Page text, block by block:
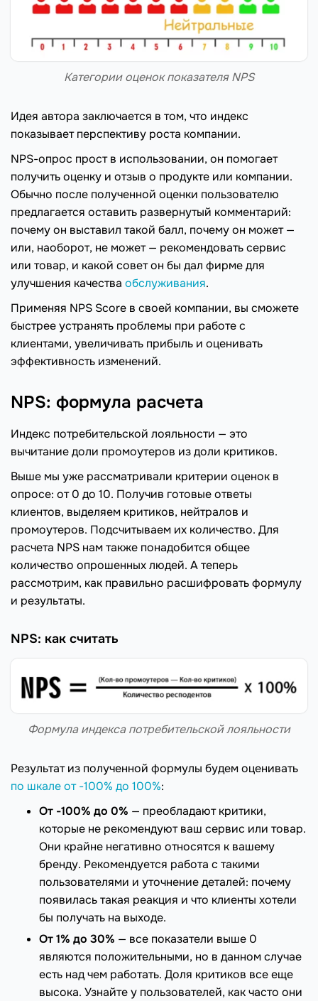
Категории оценок показателя NPS
Идея автора заключается в том, что индекс
показывает перспективу роста компании.
NPS-опрос прост в использовании, он помогает
получить оценку и отзыв о продукте или компании.
Обычно после полученной оценки пользователю
предлагается оставить развернутый комментарий:
почему он выставил такой балл, почему он может —
или, наоборот, не может — рекомендовать сервис
или товар, и какой совет он бы дал фирме для
улучшения качества обслуживания.
Применяя NPS Score в своей компании, вы сможете
быстрее устранять проблемы при работе с
клиентами, увеличивать прибыль и оценивать
эффективность изменений.
NPS: формула расчета
Индекс потребительской лояльности — это
вычитание доли промоутеров из доли критиков.
Выше мы уже рассматривали критерии оценок в
опросе: от 0 до 10. Получив готовые ответы
клиентов, выделяем критиков, нейтралов и
промоутеров. Подсчитываем их количество. Для
расчета NPS нам также понадобится общее
количество опрошенных людей. А теперь
рассмотрим, как правильно расшифровать формулу
и результаты.
NPS: как считать
Формула индекса потребительской лояльности
Результат из полученной формулы будем оценивать
по шкале от -100% до 100%:
От -100% до 0% — преобладают критики,
которые не рекомендуют ваш сервис или товар.
Они крайне негативно относятся к вашему
бренду. Рекомендуется работа с такими
пользователями и уточнение деталей: почему
появилась такая реакция и что клиенты хотели
бы получать на выходе.
От 1% до 30% — все показатели выше 0
являются положительными, но в данном случае
есть над чем работать. Доля критиков все еще
высока. Узнайте у пользователей, как часто они